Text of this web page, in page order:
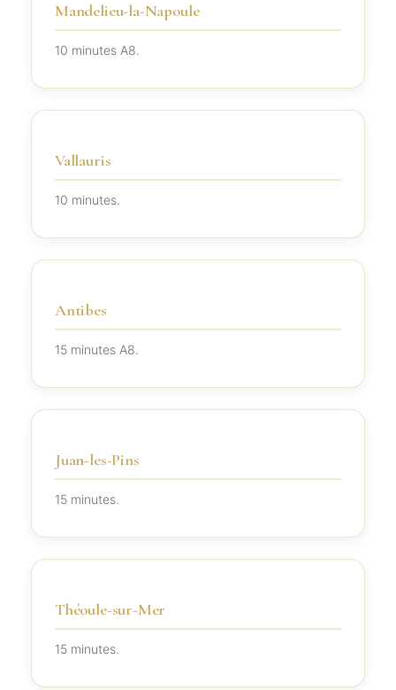
Mandelieu-la-Napoule
10 minutes A8.
Vallauris
10 minutes.
Antibes
15 minutes A8.
Juan-les-Pins
15 minutes.
Théoule-sur-Mer
15 minutes.